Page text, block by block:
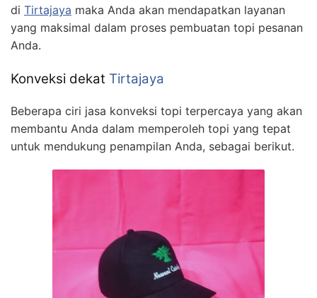
di Tirtajaya maka Anda akan mendapatkan layanan
yang maksimal dalam proses pembuatan topi pesanan
Anda.
Konveksi dekat Tirtajaya
Beberapa ciri jasa konveksi topi terpercaya yang akan
membantu Anda dalam memperoleh topi yang tepat
untuk mendukung penampilan Anda, sebagai berikut.